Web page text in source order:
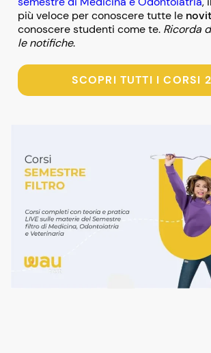
più veloce per conoscere tutte le
conoscere studenti come te. Ricorda
le notifiche.
SCOPRI TUTTI I CORSI